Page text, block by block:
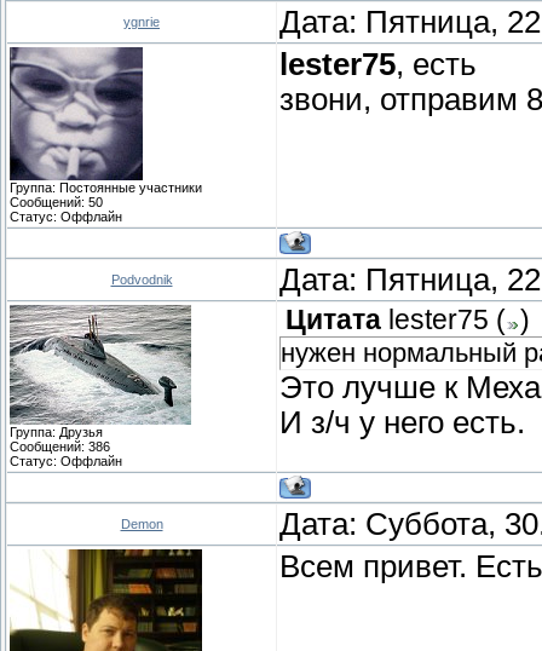
ygnrie Дата: Пятница,
Группа: Постоянные участники
Сообщений: 50
Статус: Оффлайн
lester75,
звони, отправим
Podvodnik Дата: Пятница,
Группа: Друзья
Сообщений: 386
Статус: Оффлайн
Цитата lester75 ( )
нужен нормальный
Это лучше к
И з/ч у него есть.
Demon Дата: Суббота,
Всем привет.